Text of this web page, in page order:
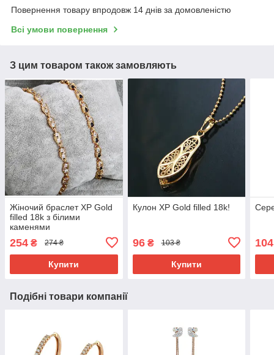
Повернення товару впродовж 14 днів за домовленістю
Всі умови повернення
З цим товаром також замовляють
Жіночий браслет ХР Gold
filled 18k з білими
каменями
254 ₴ 274 ₴
Купити
Кулон ХР Gold filled 18k!
96₴ 103 ₴
Купити
104
Подібні товари компанії